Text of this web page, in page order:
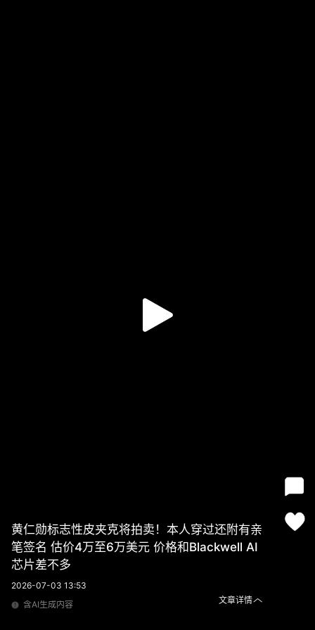
黄仁勋标志性皮夹克将拍卖！本人穿过还附有亲
笔签名 估价4万至6万美元 价格和Blackwell AI
芯片差不多
2026-07-03 13:53
含AI生成内容
文章详情